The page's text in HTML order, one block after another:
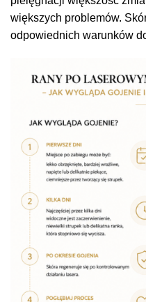
większych problemów.
odpowiednich warunków